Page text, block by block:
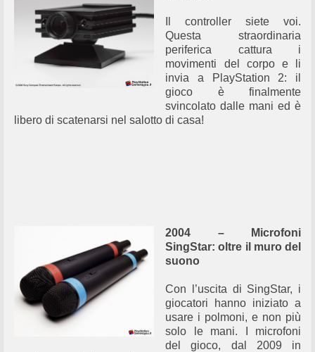
Il controller siete voi.
Questa straordinaria
periferica cattura i
movimenti del corpo e li
invia a PlayStation 2: il
gioco è finalmente
svincolato dalle mani ed è
libero di scatenarsi nel salotto di casa!
2004 – Microfoni
SingStar: oltre il muro del
suono
Con l’uscita di SingStar, i
giocatori hanno iniziato a
usare i polmoni, e non più
solo le mani. I microfoni
del gioco, dal 2009 in